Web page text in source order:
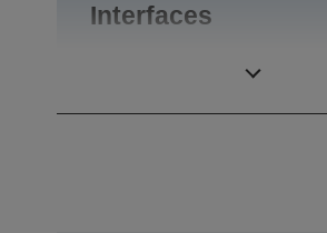
Interfaces